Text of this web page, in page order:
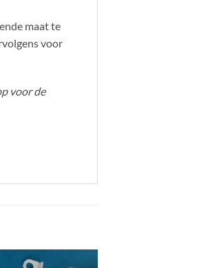
maat te
voor
voor de